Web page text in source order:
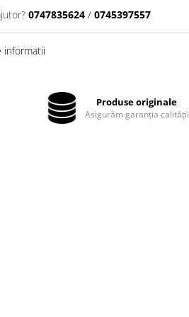
0747835624 / 0745397557
informatii
Produse originale
Asigurăm garanția calității